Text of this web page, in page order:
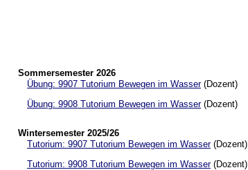
Sommersemester 2026
Übung: 9907 Tutorium Bewegen im Wasser(Dozent)
Übung: 9908 Tutorium Bewegen im Wasser(Dozent)
Wintersemester 2025/26
Tutorium: 9907 Tutorium Bewegen im Wasser(Dozent)
Tutorium: 9908 Tutorium Bewegen im Wasser(Dozent)